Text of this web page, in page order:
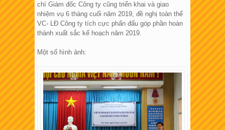
chí Giám đốc Công ty cũng triển khai và giao
nhiệm vụ 6 tháng cuối năm 2019, đề nghị toàn thể
VC- LĐ Công ty tích cực phấn đấu góp phần hoàn
thành xuất sắc kế hoạch năm 2019.
Một số hình ảnh: